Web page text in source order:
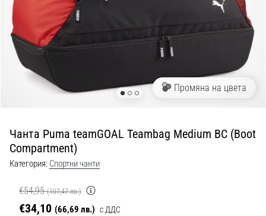
за
женското
ЕВРО
2025
официални
екипи
Nike,
adidas
и
Бъди
Промяна на цвета
Чанта Puma teamGOAL Teambag Medium BC (Boot
Compartment)
Категория: Спортни чанти
€54,95 (107,47 лв.)
€34,10 (66,69 лв.) с ДДС